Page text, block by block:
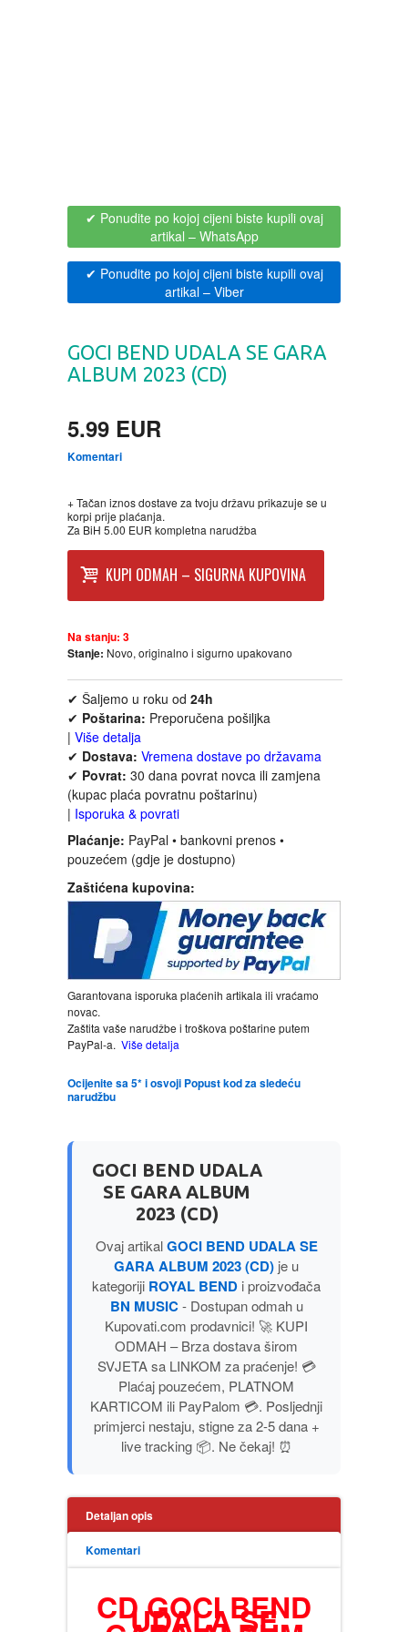
DUH I TELO
EDUKATIVNI
ESEJISTIKA
FANTASTIKA
INTERNET I RAČUNARI
ISTORIJSKI
KNJIGE ZA DECU
KOMEDIJA
KRIMINALISTIČKI
KUVARI
LJUBAVNI
MITOLOGIJA
MUZIKA
NAUČNA FANTASTIKA
NAUKA
POEZIJA
PRIČE
PUBLICISTIKA
PUTOPISI
STRIP
TEORIJE ZAVERE
TINEJDŽ
UMETNOST
✔ Ponudite po kojoj cijeni biste kupili ovaj
artikal – WhatsApp
✔ Ponudite po kojoj cijeni biste kupili ovaj
artikal– Viber
GOCI BEND UDALA SE GARA
ALBUM 2023 (CD)
5.99 EUR
Komentari
+ Tačan iznos dostave za tvoju državu prikazuje se u
korpi prije plaćanja.
Za BiH 5.00 EUR kompletna narudžba
KUPI ODMAH – SIGURNA KUPOVINA
Na stanju: 3
Stanje: Novo, originalno i sigurno upakovano
✔ Šaljemo u roku od 24h
✔ Poštarina: Preporučena pošiljka
| Više detalja
✔ Dostava: Vremena dostave po državama
✔ Povrat: 30 dana povrat novca ili zamjena
(kupac plaća povratnu poštarinu)
| Isporuka & povrati
Plaćanje: PayPal • bankovni prenos •
pouzećem (gdje je dostupno)
Zaštićena kupovina:
Garantovana isporuka plaćenih artikala ili vraćamo
novac.
Zaštita vaše narudžbe i troškova poštarine putem
PayPal-a. Više detalja
Ocijenite sa 5* i osvoji Popust kod za sledeću
narudžbu
GOCI BEND UDALA
SE GARA ALBUM
2023 (CD)
Ovaj artikalGOCI BEND UDALA SE
GARA ALBUM 2023 (CD) je u
kategoriji ROYAL BEND i proizvođača
BN MUSIC- Dostupan odmah u
Kupovati.com prodavnici! 🚀 KUPI
ODMAH – Brza dostava širom
SVJETA sa LINKOM za praćenje! 💳
Plaćaj pouzećem, PLATNOM
KARTICOM ili PayPalom 💳. Posljednji
primjerci nestaju, stigne za 2-5 dana +
live tracking 📦. Ne čekaj! ⏰
Detaljan opis
Komentari
CD GOCI BEND
UDALA SE